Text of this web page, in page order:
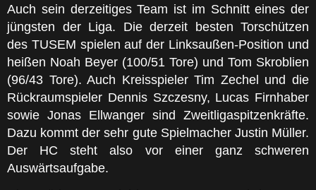
Auch sein derzeitiges Team ist im Schnitt eines der
jüngsten der Liga. Die derzeit besten Torschützen
des TUSEM spielen auf der Linksaußen-Position und
heißen Noah Beyer (100/51 Tore) und Tom Skroblien
(96/43 Tore). Auch Kreisspieler Tim Zechel und die
Rückraumspieler Dennis Szczesny, Lucas Firnhaber
sowie Jonas Ellwanger sind Zweitligaspitzenkräfte.
Dazu kommt der sehr gute Spielmacher Justin Müller.
Der HC steht also vor einer ganz schweren
Auswärtsaufgabe.